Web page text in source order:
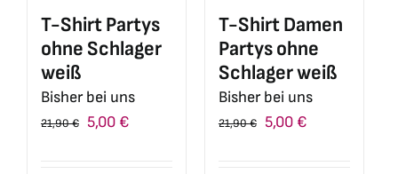
T-Shirt Partys
ohne Schlager
weiß
Bisher bei uns
21,90€
Ursprünglicher
5,00 €Aktueller
T-Shirt Damen
Partys ohne
Schlager weiß
Bisher bei uns
21,90€
Ursprünglicher
5,00 €Aktueller